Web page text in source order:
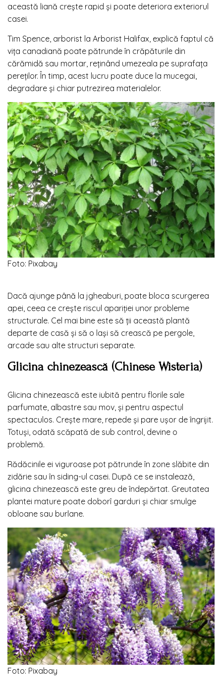
această liană crește rapid și poate deteriora exteriorul
casei.
Tim Spence, arborist la Arborist Halifax, explică faptul că
vița canadiană poate pătrunde în crăpăturile din
cărămidă sau mortar, reținând umezeala pe suprafața
pereților. În timp, acest lucru poate duce la mucegai,
degradare și chiar putrezirea materialelor.
Foto: Pixabay
Dacă ajunge până la jgheaburi, poate bloca scurgerea
apei, ceea ce crește riscul apariției unor probleme
structurale. Cel mai bine este să ții această plantă
departe de casă și să o lași să crească pe pergole,
arcade sau alte structuri separate.
Glicina chinezească (Chinese Wisteria)
Glicina chinezească este iubită pentru florile sale
parfumate, albastre sau mov, și pentru aspectul
spectaculos. Crește mare, repede și pare ușor de îngrijit.
Totuși, odată scăpată de sub control, devine o
problemă.
Rădăcinile ei viguroase pot pătrunde în zone slăbite din
zidărie sau în siding-ul casei. După ce se instalează,
glicina chinezească este greu de îndepărtat. Greutatea
plantei mature poate doborî garduri și chiar smulge
obloane sau burlane.
Foto: Pixabay